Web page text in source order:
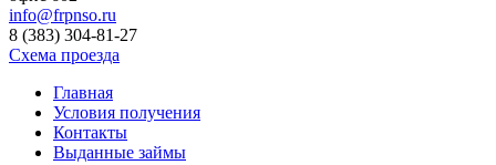
info@frpnso.ru
8 (383) 304-81-27
Схема проезда
Главная
Условия получения
Контакты
Выданные займы